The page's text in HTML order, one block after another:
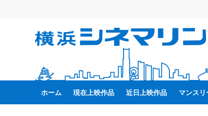
ス
ッ
横
浜
シ
ホーム 現在上映作品 近日上映作品 マンス